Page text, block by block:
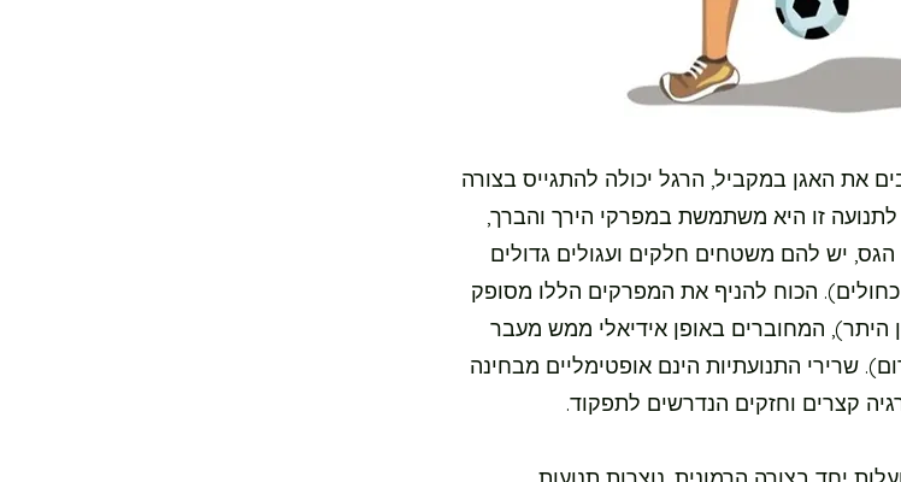
את האגן במקביל, הרגל יכולה להתגייס בצורה
זו היא משתמשת במפרקי הירך והברך,
יש להם משטחים חלקים ועגולים גדולים
כחולים). הכוח להניף את המפרקים הללו מסופק
היתר), המחוברים באופן אידיאלי ממש מעבר
שרירי התנועתיות הינם אופטימליים מבחינה
קצרים וחזקים הנדרשים לתפקוד.